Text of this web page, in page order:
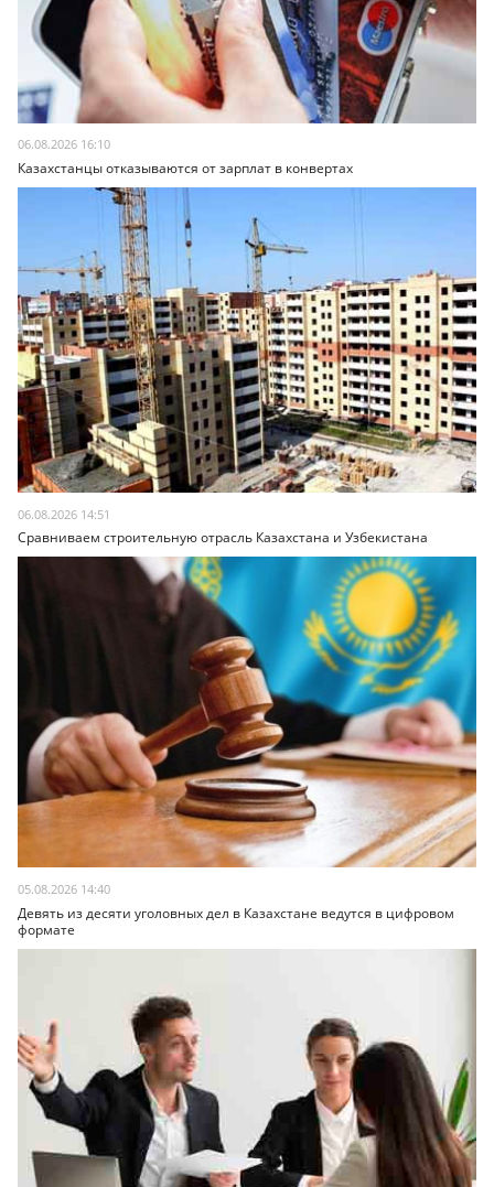
06.08.2026 16:10
Казахстанцы отказываются от зарплат в конвертах
06.08.2026 14:51
Сравниваем строительную отрасль Казахстана и Узбекистана
05.08.2026 14:40
Девять из десяти уголовных дел в Казахстане ведутся в цифровом
формате